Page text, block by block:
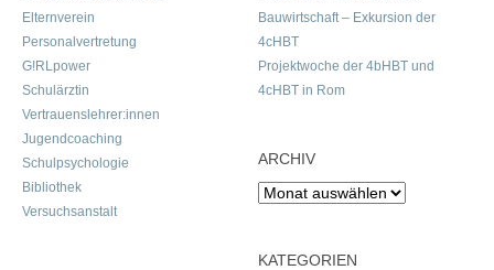
Elternverein
Personalvertretung
G!RLpower
Schulärztin
Vertrauenslehrer:innen
Jugendcoaching
Schulpsychologie
Bibliothek
Versuchsanstalt
Bauwirtschaft – Exkursion der
4cHBT
Projektwoche der 4bHBT und
4cHBT in Rom
ARCHIV
Archiv
KATEGORIEN